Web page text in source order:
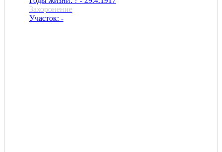
Захоронение
Участок: -